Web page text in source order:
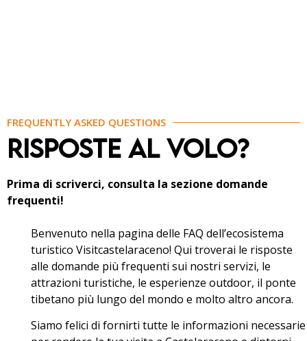
FREQUENTLY ASKED QUESTIONS
RISPOSTE AL VOLO?
Prima di scriverci, consulta la sezione domande
frequenti!
Benvenuto nella pagina delle FAQ dell’ecosistema
turistico Visitcastelaraceno! Qui troverai le risposte
alle domande più frequenti sui nostri servizi, le
attrazioni turistiche, le esperienze outdoor, il ponte
tibetano più lungo del mondo e molto altro ancora.
Siamo felici di fornirti tutte le informazioni necessarie